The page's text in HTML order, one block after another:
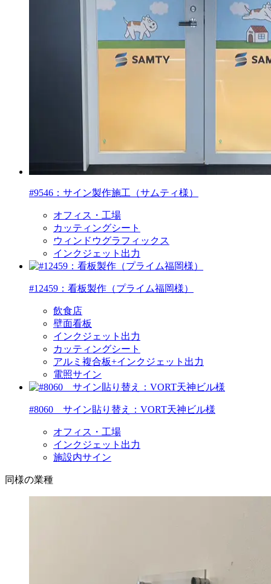
#9546：サイン製作施工（サムティ様）
オフィス・工場
カッティングシート
ウィンドウグラフィックス
インクジェット出力
#12459：看板製作（プライム福岡様）
飲食店
壁面看板
インクジェット出力
カッティングシート
アルミ複合板+インクジェット出力
電照サイン
#8060 サイン貼り替え：VORT天神ビル様
オフィス・工場
インクジェット出力
施設内サイン
同様の業種